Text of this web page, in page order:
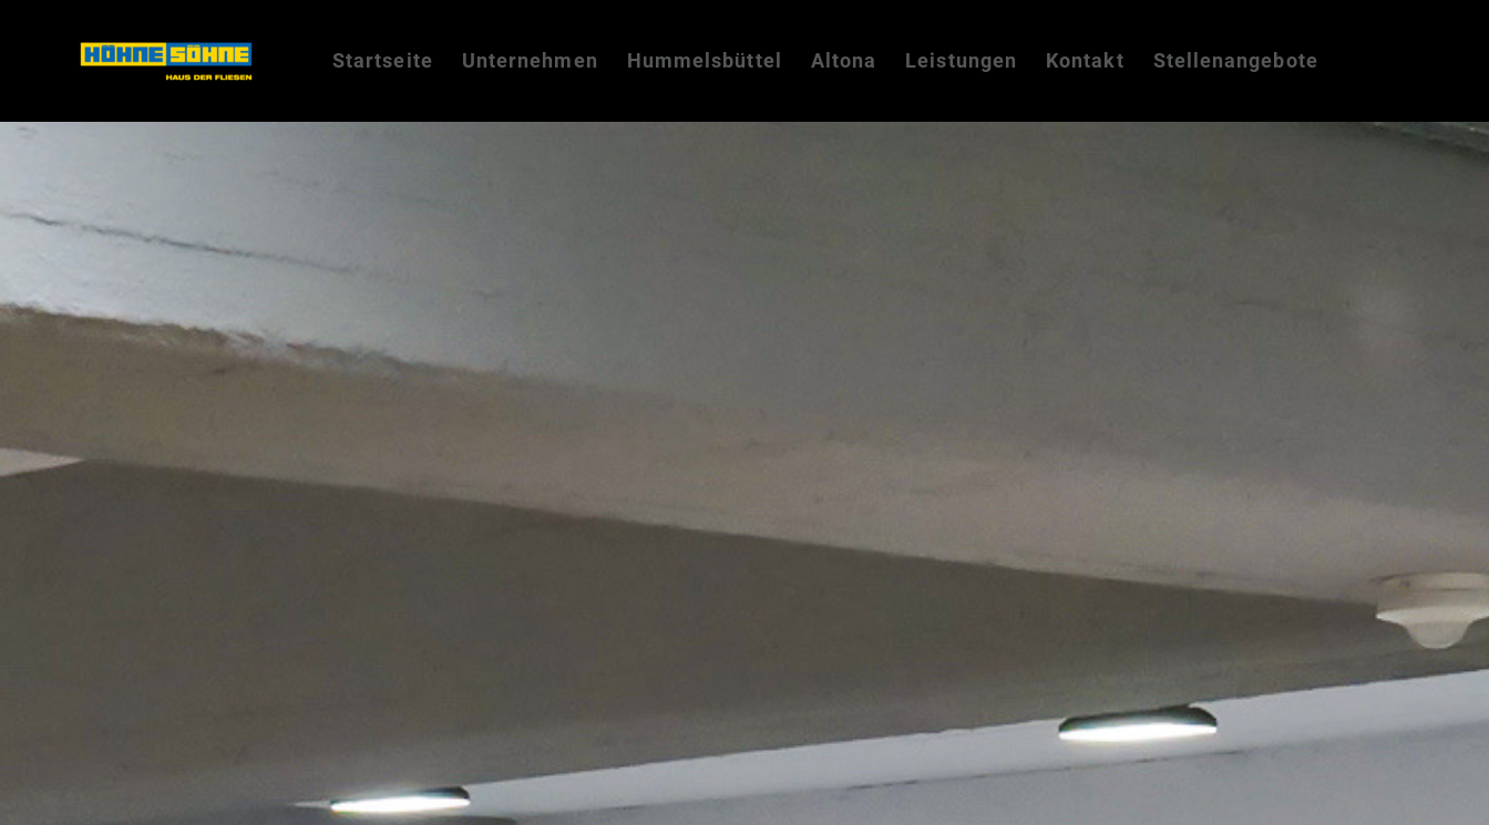
Startseite Unternehmen Hummelsbüttel Altona Leistungen Kontakt Stellenangebote